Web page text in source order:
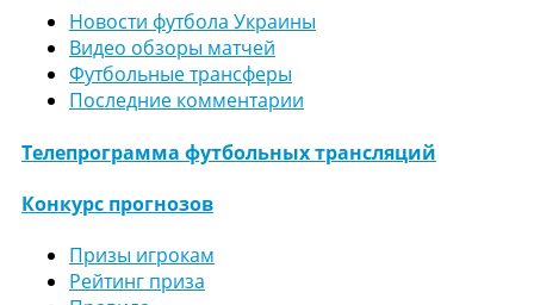
Новости футбола Украины
Видео обзоры матчей
Футбольные трансферы
Последние комментарии
Телепрограмма футбольных трансляций
Конкурс прогнозов
Призы игрокам
Рейтинг приза